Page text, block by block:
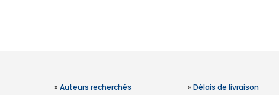
» Auteurs recherchés
» Délais de livraison